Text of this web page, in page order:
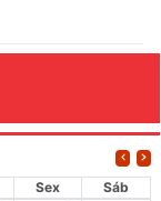
Sex
Sáb